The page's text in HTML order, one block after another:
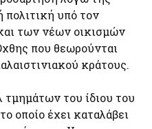
πολιτική υπό τον
των νέων οικισμών
που θεωρούνται
κράτους.
του ίδιου του
οποίο έχει καταλάβει